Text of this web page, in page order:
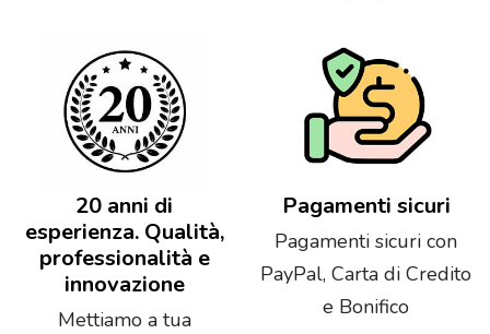
20 anni di
esperienza. Qualità,
professionalità e
innovazione
Mettiamo a tua
Pagamenti sicuri
Pagamenti sicuri con
PayPal, Carta di Credito
e Bonifico